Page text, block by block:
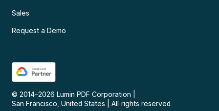
Sales
Request a Demo
© 2014–2026 Lumin PDF Corporation
San Francisco, United States
All rights reserved